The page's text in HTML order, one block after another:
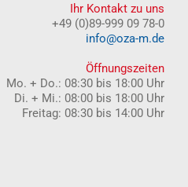
Ihr Kontakt zu uns
+49 (0)89-999 09 78-0
info@oza-m.de
Öffnungszeiten
Mo. + Do.: 08:30 bis 18:00 Uhr
Di. + Mi.: 08:00 bis 18:00 Uhr
Freitag: 08:30 bis 14:00 Uhr